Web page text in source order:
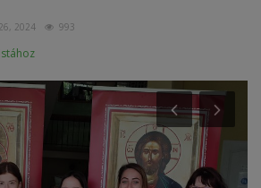
2024 993